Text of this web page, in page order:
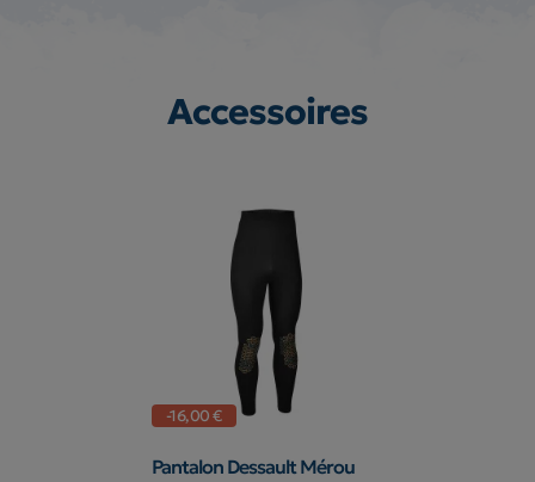
Accessoires
-16,00 €
Pantalon Dessault Mérou